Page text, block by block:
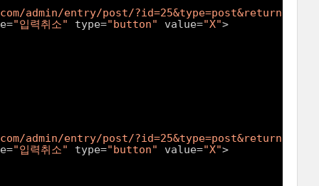
admin/entry/post/?id=25&type=post&returnURL=/
"입력취소" type="button" value="X">
admin/entry/post/?id=25&type=post&returnURL=/
"입력취소" type="button" value="X">